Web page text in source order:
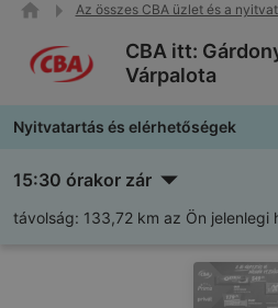
Az összes CBA üzlet és a
CBA itt:
Várpalota
Nyitvatartás és elérhetőségek
15:30 órakor zár
távolság: 133,72 km az Ön jelenlegi